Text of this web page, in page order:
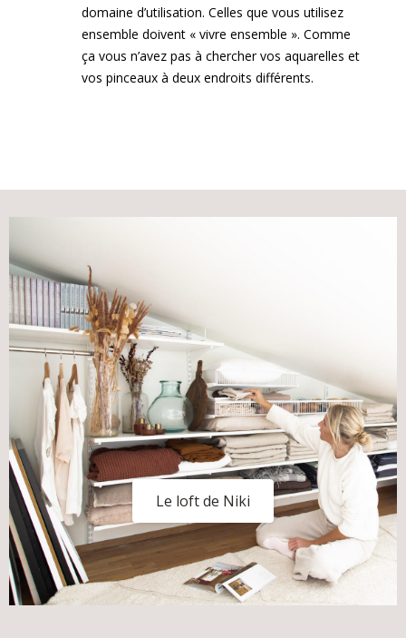
domaine d’utilisation. Celles que vous utilisez
ensemble doivent « vivre ensemble ». Comme
ça vous n’avez pas à chercher vos aquarelles et
vos pinceaux à deux endroits différents.
Le loft de Niki